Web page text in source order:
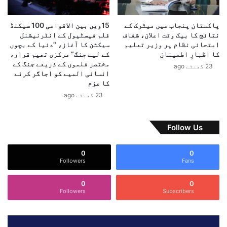
ی
ن
ص
و
ل
ا
پاکستان پنجاب میں میٹرک کے
نتائج کا بیک وقت اعلان، شفاف
امتحانی نظام پر وزیر تعلیم
کا اظہارِ اطمینان
23 گھنٹے ago
15ویں بین الاقوامی 100 سیکنڈ
فلم فیسٹیول کے انٹرنیشنل
سیکشن کا آغاز، "دنیا کے بچوں
کے لیے جنگ” مرکزی تھیم قرار،
مختصر فلموں کے ذریعے جنگ کے
انسانی المیے کو اجاگر کرنے
کا عزم
23 گھنٹے ago
Follow Us
0
Fans
0
Followers
0
Subscribers
0
Followers